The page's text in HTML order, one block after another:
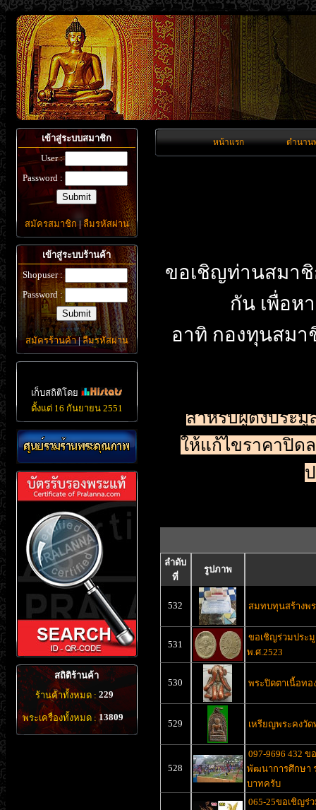
เข้าสู่ระบบสมาชิก
User :
Password :
สมัครสมาชิก|ลืมรหัสผ่าน
เข้าสู่ระบบร้านค้า
Shopuser :
Password :
สมัครร้านค้า|ลืมรหัสผ่าน
เก็บสถิติโดย
ตั้งแต่ 16 กันยายน 2551
สถิติร้านค้า
ร้านค้าทั้งหมด : 229
พระเครื่องทั้งหมด : 13809
หน้าแรก ตำนาน
ขอเชิญท่านสมา
กัน เพื่อห
อาทิ กองทุนสมา
สำหรับผู้ตั้งประ
ให้แก้ไขราคาปิด
ลำดับ
ที่
รูปภาพ
532 สมทบทุนสร้างพ
531
ขอเชิญร่วมประ
พ.ศ.2523
530 พระปิดตาเนื้อทอ
529 เหรียญพระคงวั
528
097-9696 432
พัฒนาการศึกษา
บาทครับ
065-25ขอเชิญร่